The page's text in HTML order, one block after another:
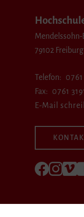
Mendelssohn-
79102 Freiburg
Telefon
Fax
0761
E-Mail
Folgen Sie